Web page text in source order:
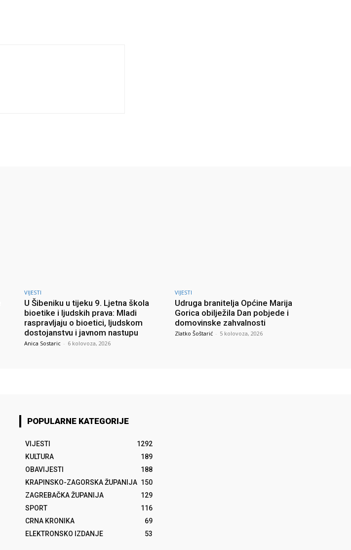
VIJESTI
U Šibeniku u tijeku 9. Ljetna škola
bioetike i ljudskih prava: Mladi
raspravljaju o bioetici, ljudskom
dostojanstvu i javnom nastupu
Anica Sostaric - 6 kolovoza, 2026
VIJESTI
Udruga branitelja Općine Marija
Gorica obilježila Dan pobjede i
domovinske zahvalnosti
Zlatko Šoštarić - 5 kolovoza, 2026
POPULARNE KATEGORIJE
VIJESTI
1292
KULTURA
189
OBAVIJESTI
188
KRAPINSKO-ZAGORSKA ŽUPANIJA 150
ZAGREBAČKA ŽUPANIJA
129
SPORT
116
CRNA KRONIKA
69
ELEKTRONSKO IZDANJE
53